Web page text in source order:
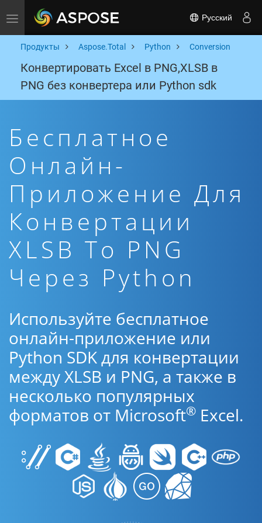
Toggle navigation Русский
Продукты Aspose.Total Python Conversion
Конвертировать Excel в PNG,XLSB в
PNG без конвертера или Python sdk
Бесплатное
Онлайн-
Приложение Для
Конвертации
XLSB To PNG
Через Python
Используйте бесплатное
онлайн-приложение или
Python SDK для конвертации
между XLSB и PNG, а также в
несколько популярных
форматов от Microsoft® Excel.